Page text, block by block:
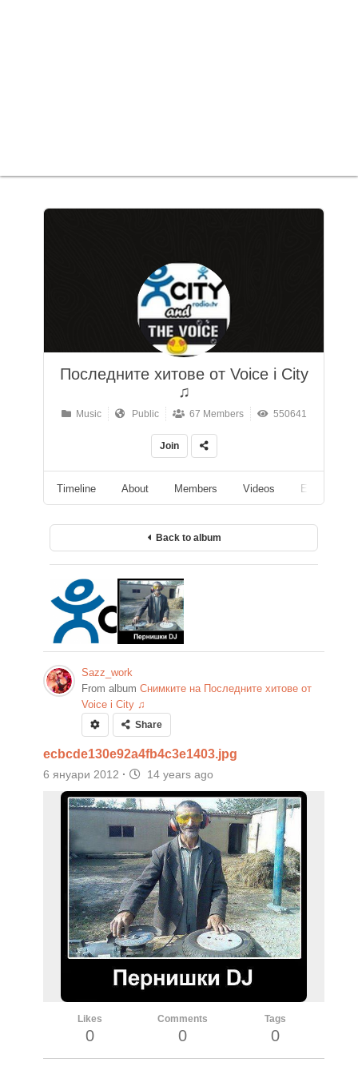
Последните хитове от Voice i City
♫
Music Public 67 Members 550641
Join
Timeline About Members Videos Events
Back to album
Sazz_work
From album Снимките на Последните хитове от
Voice i City ♫
Share
ecbcde130e92a4fb4c3e1403.jpg
6 януари 2012 · 14 years ago
Likes
0
Comments
0
Tags
0